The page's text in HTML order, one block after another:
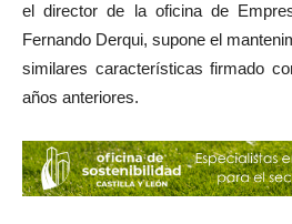
el director de la oficina de
Fernando Derqui, supone el
similares características firmado
años anteriores.